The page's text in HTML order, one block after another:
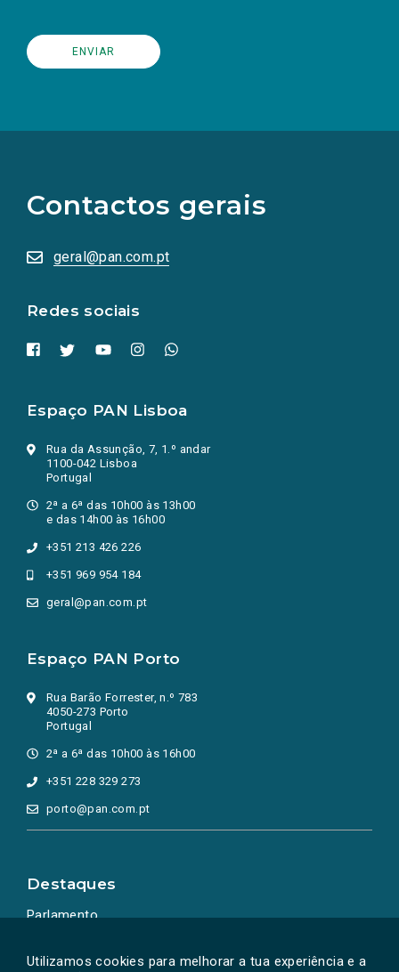
Utilizamos cookies para melhorar a tua experiência e a
Contactos gerais
geral@pan.com.pt
Redes sociais
redes
sociais
numa
nova
Espaço PAN Lisboa
Rua da Assunção, 7, 1.º andar
1100-042 Lisboa
Portugal
2ª a 6ª das 10h00 às 13h00
e das 14h00 às 16h00
+351 213 426 226
+351 969 954 184
geral@pan.com.pt
Espaço PAN Porto
Rua Barão Forrester, n.º 783
4050-273 Porto
Portugal
2ª a 6ª das 10h00 às 16h00
+351 228 329 273
porto@pan.com.pt
Destaques
Parlamento